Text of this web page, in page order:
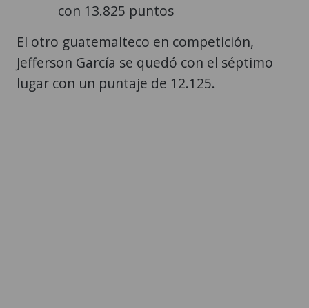
con 13.825 puntos
El otro guatemalteco en competición,
Jefferson García se quedó con el séptimo
lugar con un puntaje de 12.125.